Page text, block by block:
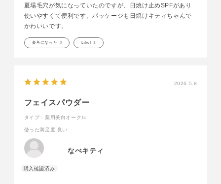
夏場毛穴が気になっていたのですが、日焼け止めSPFがあり
使いやすくて便利です。パッケージも日焼けキティちゃんで
かわいいです。
参考になった 0 Like! 1
2026.5.8
フェイスパウダー
タイプ：薬用美白オークル
使った満足度:良い
なべキティ